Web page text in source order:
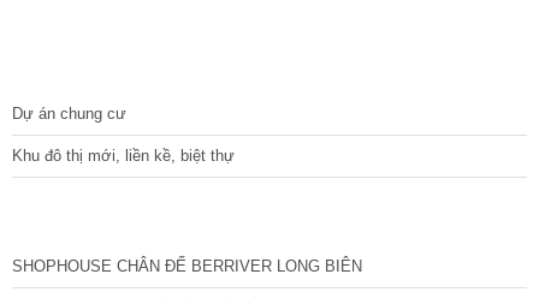
Dự án chung cư
Khu đô thị mới, liền kề, biệt thự
SHOPHOUSE CHÂN ĐẾ BERRIVER LONG BIÊN